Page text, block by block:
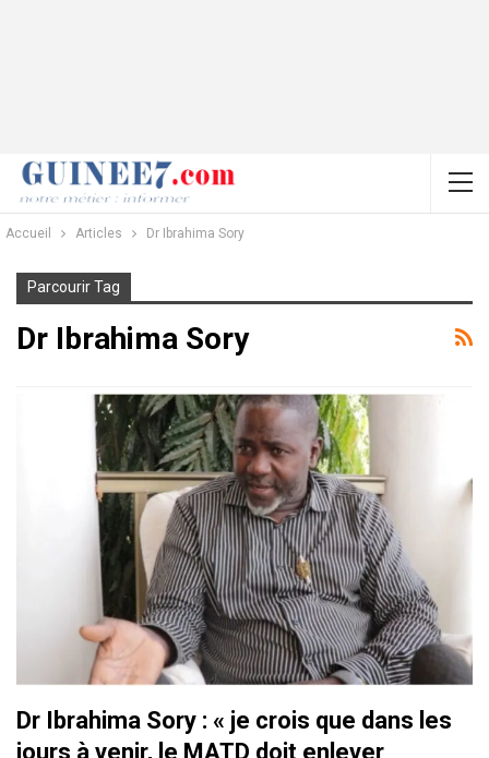
Accueil Articles Dr Ibrahima Sory
Parcourir Tag
Dr Ibrahima Sory
Dr Ibrahima Sory : « je crois que dans les
jours à venir, le MATD doit enlever